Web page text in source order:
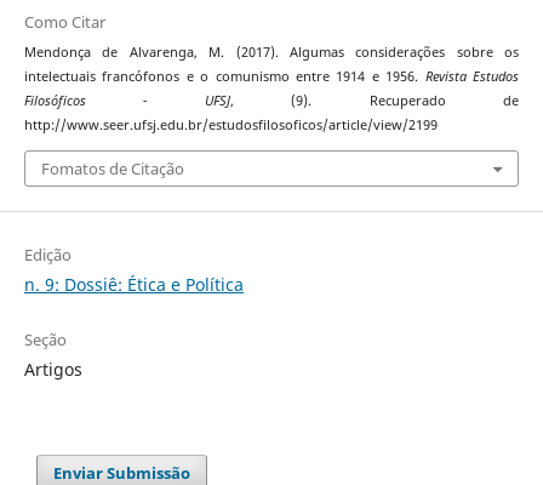
Como Citar
Mendonça de Alvarenga, M. (2017). Algumas considerações sobre os
intelectuais francófonos e o comunismo entre 1914 e 1956. Revista Estudos
Filosóficos - UFSJ, (9). Recuperado de
http://www.seer.ufsj.edu.br/estudosfilosoficos/article/view/2199
Fomatos de Citação
Edição
n. 9: Dossiê: Ética e Política
Seção
Artigos
Enviar Submissão